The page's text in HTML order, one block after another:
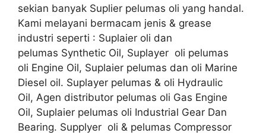
sekian banyak Suplier pelumas oli yang handal.
Kami melayani bermacam jenis & grease
industri seperti : Suplaier oli dan
pelumas Synthetic Oil, Suplayer oli pelumas
oli Engine Oil, Suplaier pelumas dan oli Marine
Diesel oil. Suplayer pelumas & oli Hydraulic
Oil, Agen distributor pelumas oli Gas Engine
Oil, Suplaier pelumas oli Industrial Gear Dan
Bearing. Supplyer oli & pelumas Compressor